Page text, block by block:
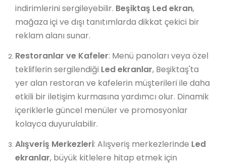
indirimlerini sergileyebilir. Beşiktaş Led ekran,
mağaza içi ve dışı tanıtımlarda dikkat çekici bir
reklam alanı sunar.
Restoranlar ve Kafeler: Menü panoları veya özel
tekliflerin sergilendiği Led ekranlar, Beşiktaş'ta
yer alan restoran ve kafelerin müşterileri ile daha
etkili bir iletişim kurmasına yardımcı olur. Dinamik
içeriklerle güncel menüler ve promosyonlar
kolayca duyurulabilir.
Alışveriş Merkezleri: Alışveriş merkezlerinde Led
ekranlar, büyük kitlelere hitap etmek için